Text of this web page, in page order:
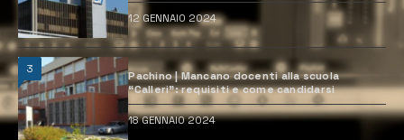
12 GENNAIO 2024
3
Pachino | Mancano docenti alla scuola
“Calleri”: requisiti e come candidarsi
18 GENNAIO 2024